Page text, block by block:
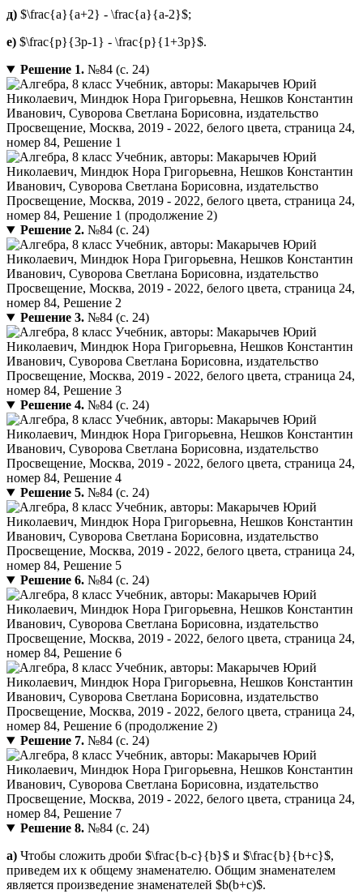
д) $\frac{a}{a+2} - \frac{a}{a-2}$;
е) $\frac{p}{3p-1} - \frac{p}{1+3p}$.
Решение 1.№84 (с. 24)
Решение 2.№84 (с. 24)
Решение 3.№84 (с. 24)
Решение 4.№84 (с. 24)
Решение 5.№84 (с. 24)
Решение 6.№84 (с. 24)
Решение 7.№84 (с. 24)
Решение 8.№84 (с. 24)
а) Чтобы сложить дроби $\frac{b-c}{b}$ и $\frac{b}{b+c}$,
приведем их к общему знаменателю. Общим знаменателем
является произведение знаменателей $b(b+c)$.